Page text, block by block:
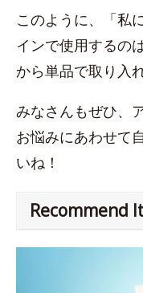
このように、「私
インで使用するの
から単品で取り入
みなさんもぜひ、
お悩みにあわせて
いね！
Recommend